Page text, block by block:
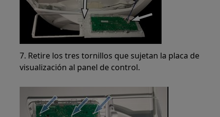
7. Retire los tres tornillos que sujetan la placa de
visualización al panel de control.